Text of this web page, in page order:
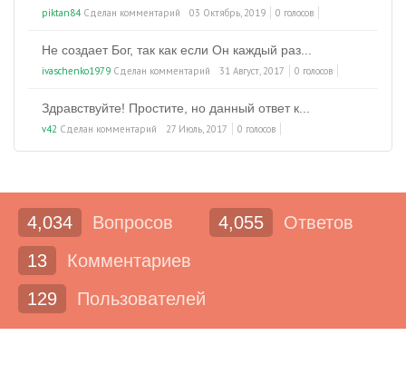
piktan84Сделан комментарий 03 Октябрь, 2019 0 голосов
Не создает Бог, так как если Он каждый раз...
ivaschenko1979 Сделан комментарий 31 Август, 2017 0 голосов
Здравствуйте! Простите, но данный ответ к...
v42 Сделан комментарий 27 Июль, 2017 0 голосов
4,034 Вопросов 4,055
Ответов
13
Комментариев
129
Пользователей